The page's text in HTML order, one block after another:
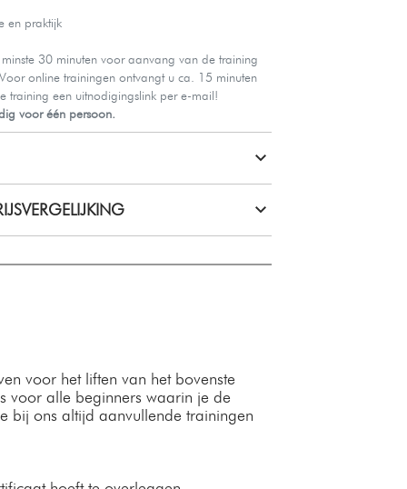
en praktijk
30 minuten voor aanvang van de training
online trainingen ontvangt u ca. 15 minuten
training een uitnodigingslink per e-mail!
voor één persoon.
voor het liften van het bovenste
voor alle beginners waarin je de
bij ons altijd aanvullende trainingen